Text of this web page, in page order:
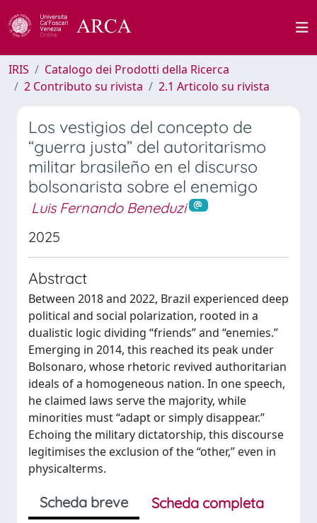
IRIS
Catalogo dei Prodotti della Ricerca
2 Contributo su rivista
2.1 Articolo su rivista
Los vestigios del concepto de
“guerra justa” del autoritarismo
militar brasileño en el discurso
bolsonarista sobre el enemigo
Luis Fernando Beneduzi
2025
Abstract
Between 2018 and 2022, Brazil experienced deep
political and social polarization, rooted in a
dualistic logic dividing “friends” and “enemies.”
Emerging in 2014, this reached its peak under
Bolsonaro, whose rhetoric revived authoritarian
ideals of a homogeneous nation. In one speech,
he claimed laws serve the majority, while
minorities must “adapt or simply disappear.”
Echoing the military dictatorship, this discourse
legitimises the exclusion of the “other,” even in
physicalterms.
Scheda breve
Scheda completa